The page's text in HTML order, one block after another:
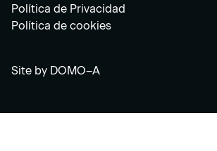
Política de Privacidad
Política de cookies
Site by DOMO–A